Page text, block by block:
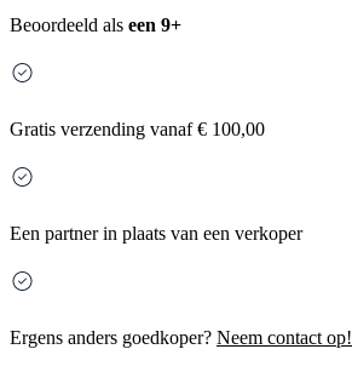
Beoordeeld als een 9+
Gratis verzending vanaf € 100,00
Een partner in plaats van een verkoper
Ergens anders goedkoper? Neem contact op!